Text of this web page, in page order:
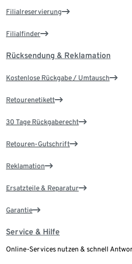
Filialreservierung
Filialfinder
Rücksendung & Reklamation
Kostenlose Rückgabe / Umtausch
Retourenetikett
30 Tage Rückgaberecht
Retouren-Gutschrift
Reklamation
Ersatzteile & Reparatur
Garantie
Service & Hilfe
Online-Services nutzen & schnell